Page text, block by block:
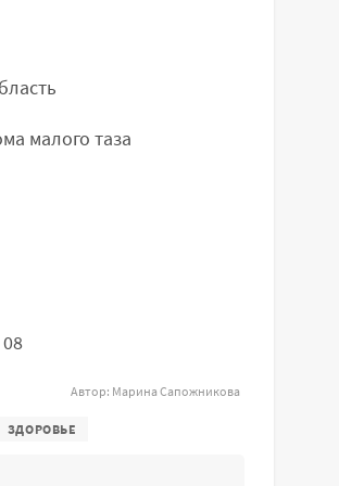
малого таза
ЗДОРОВЬЕ
Автор: Марина Сапожникова